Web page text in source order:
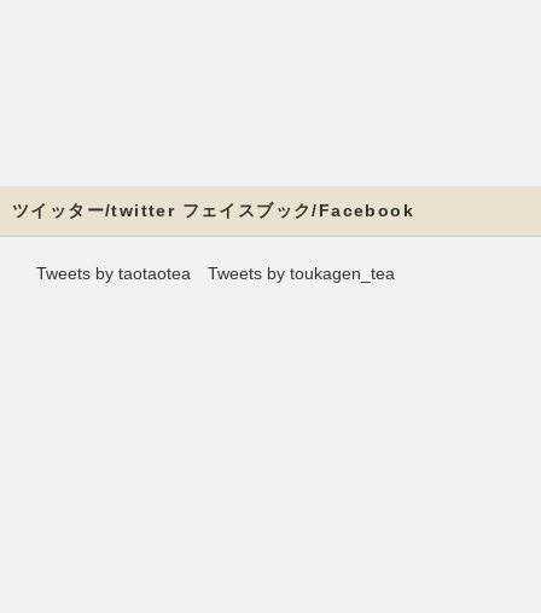
ツイッター/twitter フェイスブック/Facebook
Tweets by taotaotea Tweets by toukagen_tea